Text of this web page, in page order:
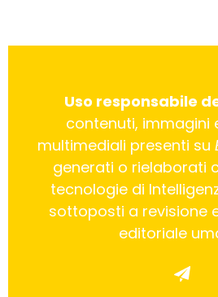
Uso responsabile
contenuti, immagini
multimediali presenti su
generati o rielaborati
tecnologie di
sottoposti a revisione
editoriale